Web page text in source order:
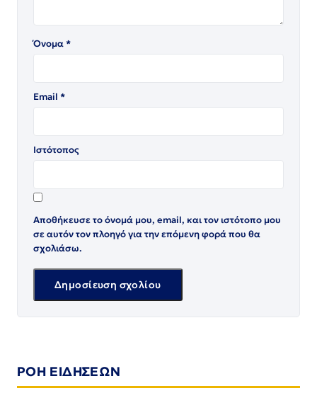
Όνομα*
Email *
Ιστότοπος
Αποθήκευσε το όνομά μου, email, και τον ιστότοπο μου
σε αυτόν τον πλοηγό για την επόμενη φορά που θα
σχολιάσω.
ΡΟΗ ΕΙΔΗΣΕΩΝ